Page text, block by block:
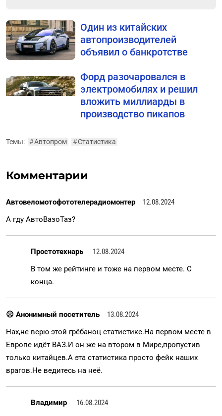
Один из китайских
автопроизводителей
объявил о банкротстве
Форд разочаровался в
электромобилях и решил
вложить миллиарды в
производство пикапов
Темы: #Автопром #Статистика
Комментарии
Автовеломотофототелерадиомонтер
12.08.2024
А гду АвтоВазоТаз?
Простотехнарь
12.08.2024
В том же рейтинге и тоже на первом месте. С
конца.
☹ Анонимный посетитель
13.08.2024
Нах,не верю этой грёбаноц статистике.На первом месте в
Европе идёт ВАЗ.И он же на втором в Мире,пропустив
только китайцев.А эта статистика просто фейк наших
врагов.Не ведитесь на неё.
Владимир
16.08.2024